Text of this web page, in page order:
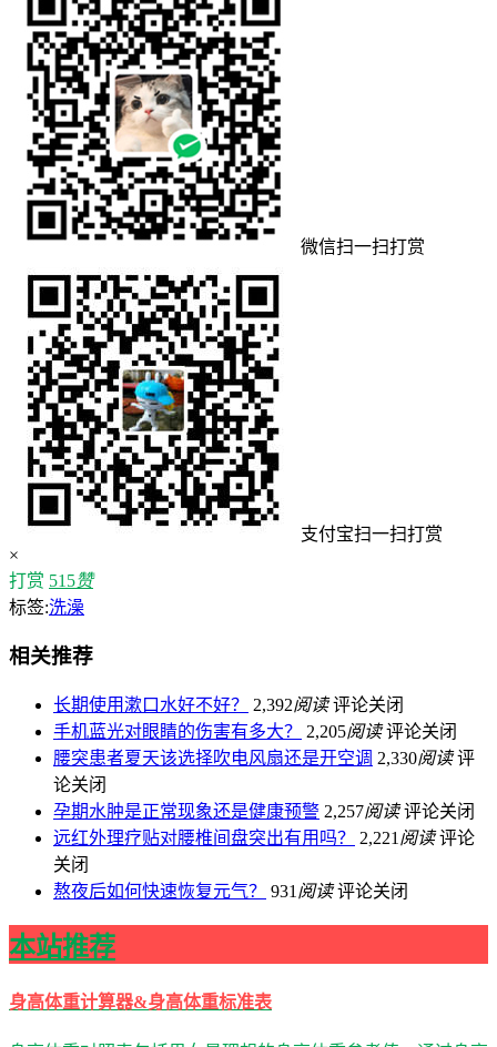
微信扫一扫打赏
支付宝扫一扫打赏
×
打赏 515赞
标签:洗澡
相关推荐
长期使用漱口水好不好？ 2,392阅读 评论关闭
手机蓝光对眼睛的伤害有多大？
2,205阅读 评论关闭
腰突患者夏天该选择吹电风扇还是开空调 2,330阅读 评
论关闭
孕期水肿是正常现象还是健康预警 2,257阅读 评论关闭
远红外理疗贴对腰椎间盘突出有用吗？
2,221 阅读 评论
关闭
熬夜后如何快速恢复元气？
931 阅读 评论关闭
本站推荐
身高体重计算器&身高体重标准表